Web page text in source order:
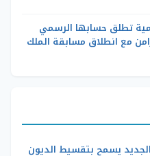
تطلق حسابها الرسمي
مع انطلاق مسابقة الملك
الجديد يسمح بتقسيط الديون